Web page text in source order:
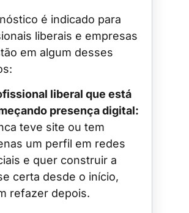
é indicado para
liberais e empresas
em algum desses
liberal que está
presença digital:
teve site ou tem
um perfil em redes
e quer construir a
certa desde o início,
refazer depois.